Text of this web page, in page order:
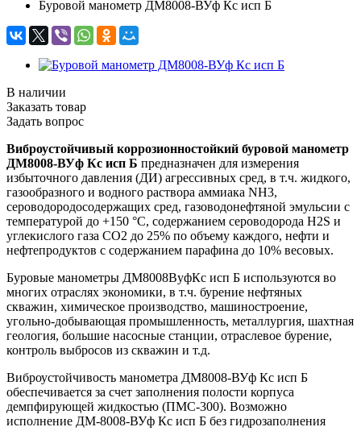
Буровой манометр ДМ8008-ВУф Кс исп Б
В наличии
Заказать товар
Задать вопрос
Виброустойчивый коррозионностойкий буровой манометр
ДМ8008-ВУф Кс исп Б предназначен для измерения
избыточного давления (ДИ) агрессивных сред, в т.ч. жидкого,
газообразного и водного раствора аммиака NH3,
сероводородосодержащих сред, газоводонефтяной эмульсии с
температурой до +150 °С, содержанием сероводорода Н2S и
углекислого газа СO2 до 25% по объему каждого, нефти и
нефтепродуктов с содержанием парафина до 10% весовых.
Буровые манометры ДМ8008ВуфКс исп Б используются во
многих отраслях экономики, в т.ч. бурение нефтяных
скважин, химическое производство, машиностроение,
угольно-добывающая промышленность, металлургия, шахтная
геология, большие насосные станции, отраслевое бурение,
контроль выбросов из скважин и т.д.
Виброустойчивость манометра ДМ8008-ВУф Кс исп Б
обеспечивается за счет заполнения полости корпуса
демпфирующей жидкостью (ПМС-300). Возможно
исполнение ДМ-8008-ВУф Кс исп Б без гидрозаполнения